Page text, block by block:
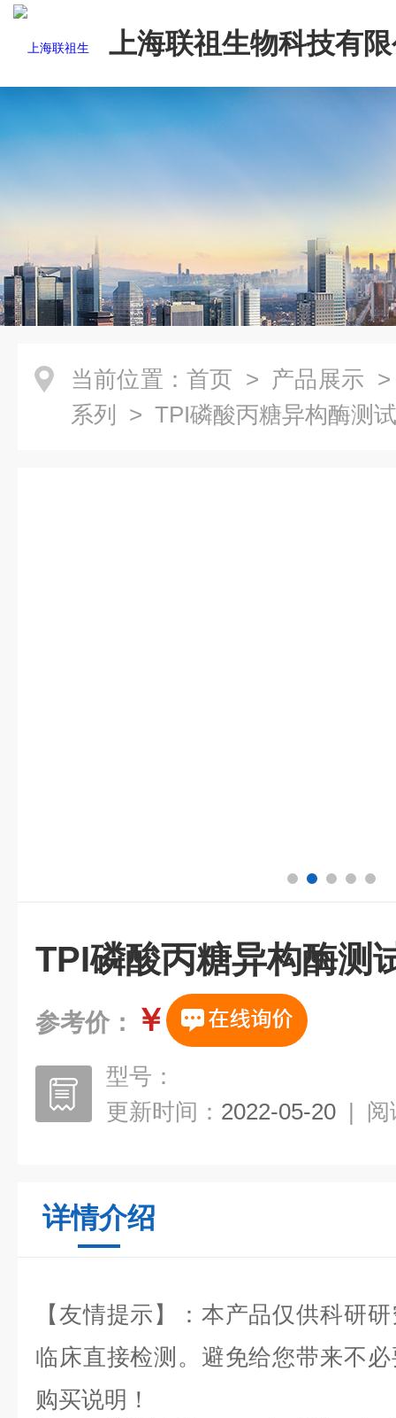
上海联祖生物科技有
当前位置： 首页 > 产品展示
系列
> TPI磷酸丙糖异构酶测
TPI磷酸丙糖异构酶测
参考价： ￥
型号：
更新时间： 2022-05-20 | 阅
详情介绍
【友情提示】：本产品仅供科研
临床直接检测。避免给您带来不
购买说明！